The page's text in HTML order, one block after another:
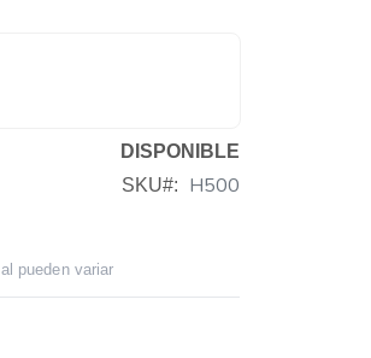
DISPONIBLE
SKU
H500
pueden variar